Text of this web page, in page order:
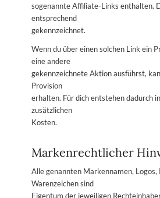
sogenannte Affiliate-Links enthalten.
entsprechend
gekennzeichnet.
Wenn du über einen solchen Link ein
eine andere
gekennzeichnete Aktion ausführst,
Provision
erhalten. Für dich entstehen dadurch
zusätzlichen
Kosten.
Markenrechtlicher
Alle genannten Markennamen,
Warenzeichen sind
Eigentum der jeweiligen